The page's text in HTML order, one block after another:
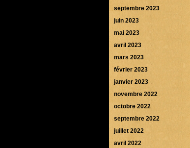
septembre 2023
juin 2023
mai 2023
avril 2023
mars 2023
février 2023
janvier 2023
novembre 2022
octobre 2022
septembre 2022
juillet 2022
avril 2022